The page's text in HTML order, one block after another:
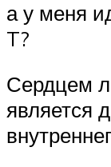
а у меня
T?
Сердцем
является